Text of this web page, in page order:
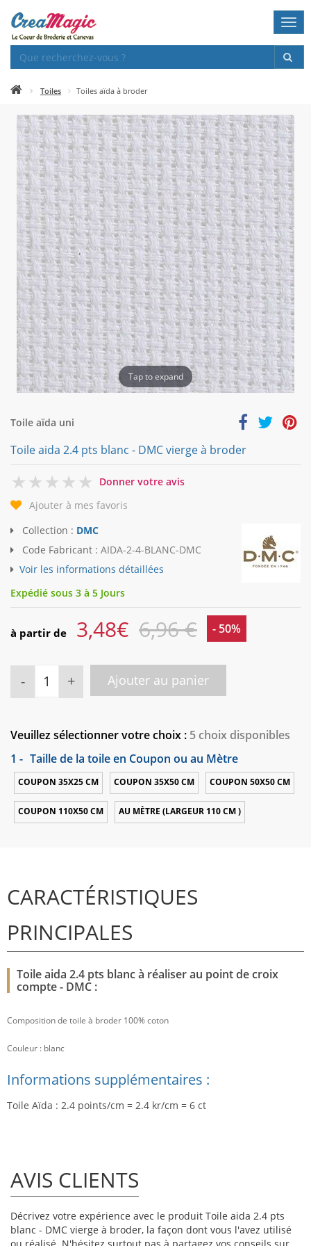
Toiles Toiles aïda à broder
Tap to expand
Toile aïda uni
Toile aida 2.4 pts blanc - DMC vierge à broder
0
Donner votre avis
Ajouter à mes favoris
Collection : DMC
Code Fabricant : AIDA-2-4-BLANC-DMC
Voir les informations détaillées
Expédié sous 3 à 5 Jours
à partir de 3,48€ 6,96 € - 50%
- + Ajouter au panier
Veuillez sélectionner votre choix : 5 choix disponibles
1 - Taille de la toile en Coupon ou au Mètre
COUPON 35X25 CM COUPON 35X50 CM COUPON 50X50 CM
COUPON 110X50 CM AU MÈTRE (LARGEUR 110 CM )
CARACTÉRISTIQUES
PRINCIPALES
Toile aida 2.4 pts blanc à réaliser au point de croix
compte - DMC :
Composition de toile à broder 100% coton
Couleur : blanc
Informations supplémentaires :
Toile Aïda : 2.4 points/cm = 2.4 kr/cm = 6 ct
AVIS CLIENTS
Décrivez votre expérience avec le produit Toile aida 2.4 pts
blanc - DMC vierge à broder, la façon dont vous l'avez utilisé